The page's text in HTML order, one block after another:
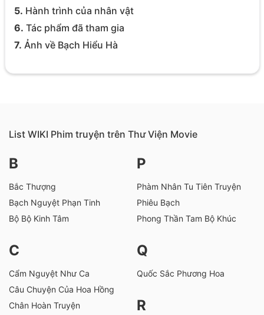
5. Hành trình của nhân vật
6. Tác phẩm đã tham gia
7. Ảnh về Bạch Hiểu Hà
List WIKI Phim truyện trên Thư Viện Movie
B
Bắc Thượng
Bạch Nguyệt Phạn Tinh
Bộ Bộ Kinh Tâm
C
Cẩm Nguyệt Như Ca
Câu Chuyện Của Hoa Hồng
Chân Hoàn Truyện
P
Phàm Nhân Tu Tiên Truyện
Phiêu Bạch
Phong Thần Tam Bộ Khúc
Q
Quốc Sắc Phương Hoa
R